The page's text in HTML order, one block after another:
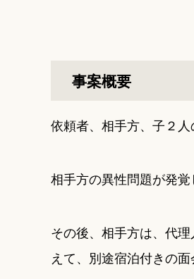
事案概要
依頼者、相手方、子２人
相手方の異性問題が発
その後、相手方は、代
えて、別途宿泊付きの